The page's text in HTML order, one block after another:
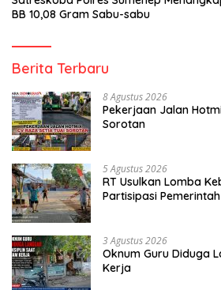
BB 10,08 Gram Sabu-sabu
Berita Terbaru
8 Agustus 2026
Pekerjaan Jalan
Sorotan
5 Agustus 2026
RT Usulkan Lomba
Partisipasi Pemerintah
3 Agustus 2026
Oknum Guru Diduga
Kerja